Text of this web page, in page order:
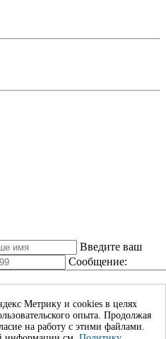
Введите ваш
Сообщение:
моих личных данных*
Метрику и cookies в целях
опыта. Продолжая
на работу с этими файлами.